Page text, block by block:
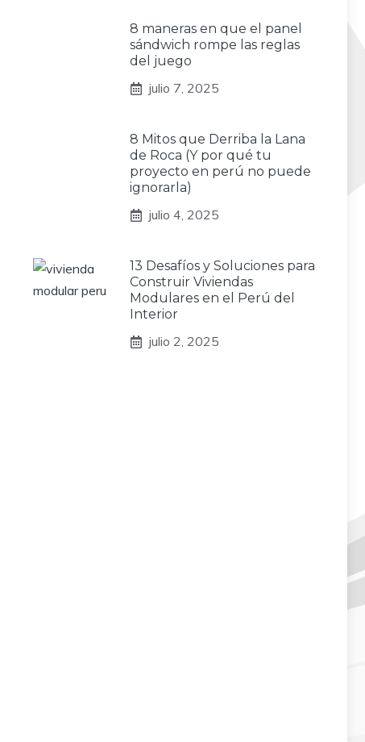
8 maneras en que el panel
sándwich rompe las reglas
del juego
julio 7, 2025
8 Mitos que Derriba la Lana
de Roca (Y por qué tu
proyecto en perú no puede
ignorarla)
julio 4, 2025
13 Desafíos y Soluciones para
Construir Viviendas
Modulares en el Perú del
Interior
julio 2, 2025